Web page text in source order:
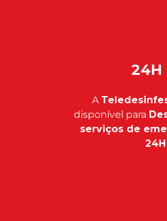
24H
A
disponível para
serviços de